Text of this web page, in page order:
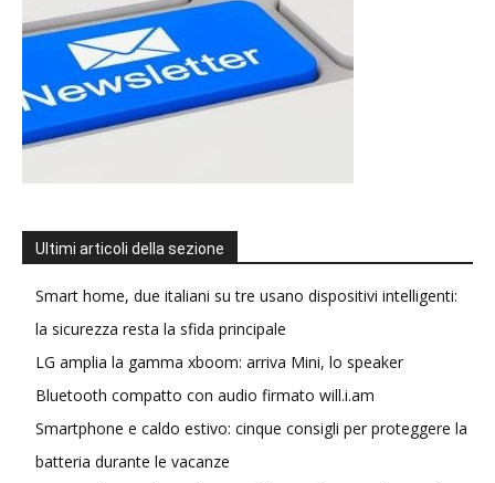
Ultimi articoli della sezione
Smart home, due italiani su tre usano dispositivi intelligenti:
la sicurezza resta la sfida principale
LG amplia la gamma xboom: arriva Mini, lo speaker
Bluetooth compatto con audio firmato will.i.am
Smartphone e caldo estivo: cinque consigli per proteggere la
batteria durante le vacanze